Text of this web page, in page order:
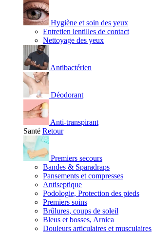
Hygiène et soin des yeux
Entretien lentilles de contact
Nettoyage des yeux
Antibactérien
Déodorant
Anti-transpirant
Santé Retour
Premiers secours
Bandes & Sparadraps
Pansements et compresses
Antiseptique
Podologie, Protection des pieds
Premiers soins
Brûlures, coups de soleil
Bleus et bosses, Arnica
Douleurs articulaires et musculaires